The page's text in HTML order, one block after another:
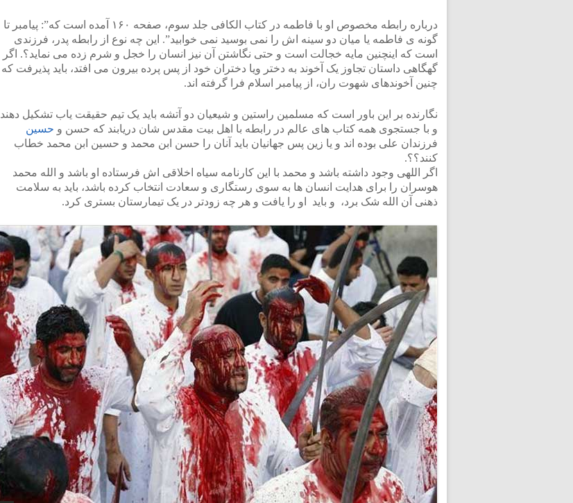
درباره رابطه مخصوص او با فاطمه در کتاب الکافی جلد سوم، صفحه ۱۶۰ آمده است که”: پیامبر تا
گونه ی فاطمه یا میان دو سینه اش را نمی بوسید نمی خوابید”. این چه نوع از رابطه پدر، فرزندی
است که اینچنین مایه خجالت است و حتی نگاشتن آن نیز انسان را خجل و شرم زده می نماید؟. اگر
گهگاهی داستان تجاوز یک آخوند به دختر ویا دختران خود از پس پرده بیرون می افتد، باید پذیرفت که
چنین آخوندهای شهوت ران، از پیامبر اسلام فرا گرفته اند.
نگارنده بر این باور است که مسلمین راستین و شیعیان دو آتشه باید یک تیم حقیقت یاب تشکیل دهند
و با جستجوی همه کتاب های عالم در رابطه با اهل بیت مقدس شان دریابند که حسن و حسین
فرزندان علی بوده اند و یا زین پس جهانیان باید آنان را حسن ابن محمد و حسین ابن محمد خطاب
کنند؟؟.
اگر اللهی وجود داشته باشد و محمد با این کارنامه سیاه اخلاقی اش فرستاده او باشد و الله محمد
هوسران را برای هدایت انسان ها به سوی رستگاری و سعادت انتخاب کرده باشد، باید به سلامت
ذهنی آن الله شک برد، و باید او را یافت و هر چه زودتر در یک تیمارستان بستری کرد.